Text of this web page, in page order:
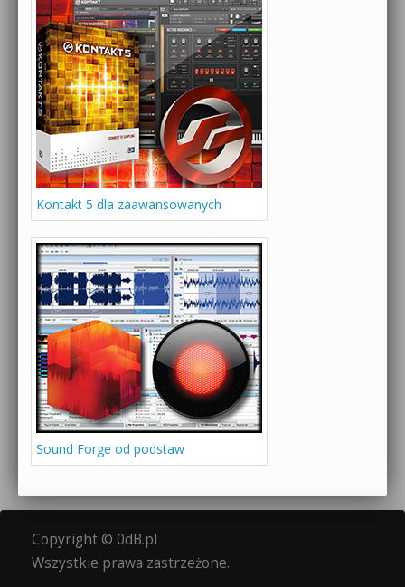
Kontakt 5 dla zaawansowanych
Sound Forge od podstaw
Copyright © 0dB.pl
Wszystkie prawa zastrzeżone.